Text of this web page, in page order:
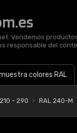
Vendemos
responsable del
colores RAL
- 290 RAL 240-M